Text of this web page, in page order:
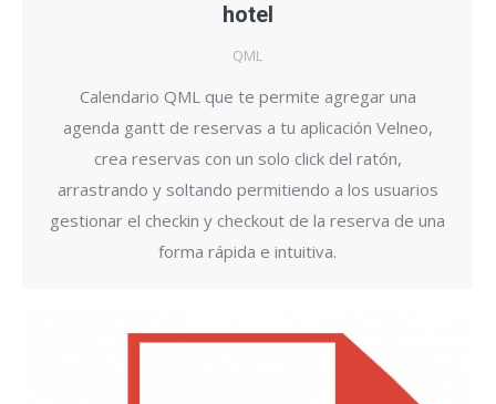
hotel
QML
Calendario QML que te permite agregar una
agenda gantt de reservas a tu aplicación Velneo,
crea reservas con un solo click del ratón,
arrastrando y soltando permitiendo a los usuarios
gestionar el checkin y checkout de la reserva de una
forma rápida e intuitiva.